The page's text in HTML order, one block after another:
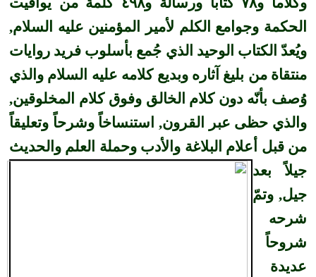
الحكمة وجوامع الكلم لأمير المؤمنين عليه السلام,
ويُعدّ الكتاب الوحيد الذي جُمع بأسلوب فريد روايات
منتقاة من بليغ آثاره وبديع كلامه عليه السلام والذي
وُصف بأنّه دون كلام الخالق وفوق كلام المخلوقين,
والذي حظى عبر القرون, استنساخاً وشرحاً وتعليقاً
من قبل أعلام البلاغة والأدب وحملة العلم والحديث
جيلاً بعد
جيل, وتمّ
شرحه
شروحاً
عديدة